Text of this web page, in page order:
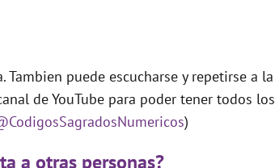
puede escucharse y repetirse a la
de YouTube para poder tener todos los
)
a otras personas?